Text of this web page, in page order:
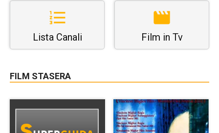
Lista Canali Film in Tv
FILM STASERA